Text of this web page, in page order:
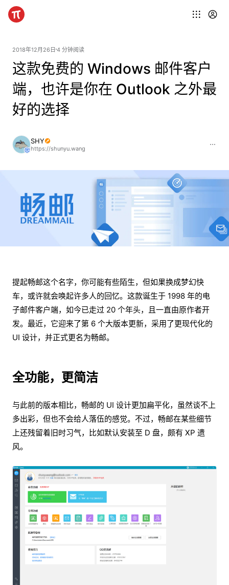
2018年12月26日 4 分钟阅读
这款免费的 Windows 邮件客户
端，也许是你在 Outlook 之外最
好的选择
SHY
https://shunyu.wang
提起畅邮这个名字，你可能有些陌生，但如果换成梦幻快
车，或许就会唤起许多人的回忆。这款诞生于 1998 年的电
子邮件客户端，如今已走过 20 个年头，且一直由原作者开
发。最近，它迎来了第 6 个大版本更新，采用了更现代化的
UI 设计，并正式更名为畅邮。
全功能，更简洁
与此前的版本相比，畅邮的 UI 设计更加扁平化，虽然谈不上
多出彩，但也不会给人落伍的感觉。不过，畅邮在某些细节
上还残留着旧时习气，比如默认安装至 D 盘，颇有 XP 遗
风。